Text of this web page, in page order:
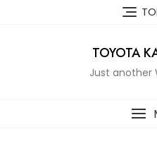
TOYOTA
Just another